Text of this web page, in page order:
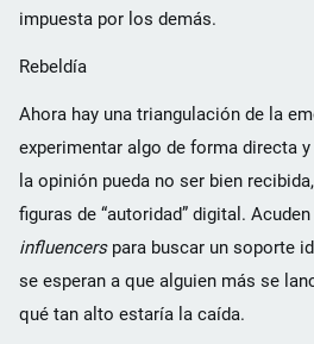
impuesta por los demás.
Rebeldía
Ahora hay una triangulación de la
experimentar algo de forma directa
la opinión pueda no ser bien
figuras de “autoridad” digital. Acuden
influencerspara buscar un soporte
se esperan a que alguien más se
qué tan alto estaría la caída.